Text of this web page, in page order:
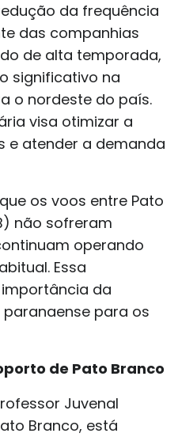
da frequência
das companhias
de alta temporada,
significativo na
o nordeste do país.
visa otimizar a
e atender a demanda
os voos entre Pato
não sofreram
operando
Essa
da
para os
de Pato Branco
Juvenal
Branco, está